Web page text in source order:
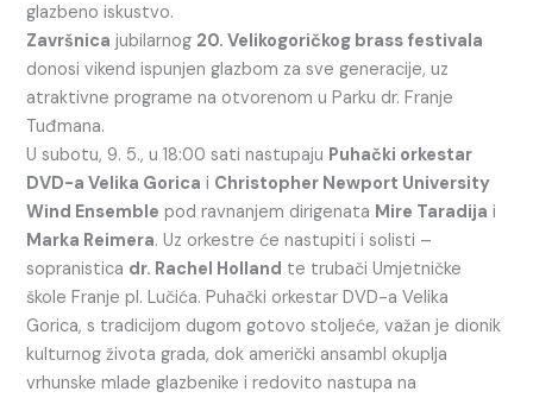
glazbeno iskustvo.
Završnica jubilarnog 20. Velikogoričkog brass festivala
donosi vikend ispunjen glazbom za sve generacije, uz
atraktivne programe na otvorenom u Parku dr. Franje
Tuđmana.
U subotu, 9. 5., u 18:00 sati nastupaju Puhački orkestar
DVD-a Velika Gorica i Christopher Newport University
Wind Ensemble pod ravnanjem dirigenata Mire Taradija i
Marka Reimera. Uz orkestre će nastupiti i solisti –
sopranistica dr. Rachel Holland te trubači Umjetničke
škole Franje pl. Lučića. Puhački orkestar DVD-a Velika
Gorica, s tradicijom dugom gotovo stoljeće, važan je dionik
kulturnog života grada, dok američki ansambl okuplja
vrhunske mlade glazbenike i redovito nastupa na